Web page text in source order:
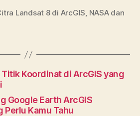
k
n
at
A
p
p
ai a
Landsat 8 di ArcGIS, NASA dan
Koordinat di ArcGIS yang
Google Earth ArcGIS
Perlu Kamu Tahu